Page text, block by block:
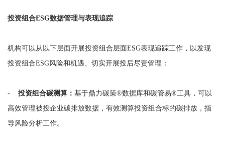
投资组合ESG数据管理与表现追踪
机构可以从以下层面开展投资组合层面ESG表现追踪工作，以发现
投资组合ESG风险和机遇、切实开展投后尽责管理：
- 投资组合碳测算： 基于鼎力碳策®数据库和碳管易®工具，可以
高效管理被投企业碳排放数据，有效测算投资组合标的碳排放，指
导风险分析工作。